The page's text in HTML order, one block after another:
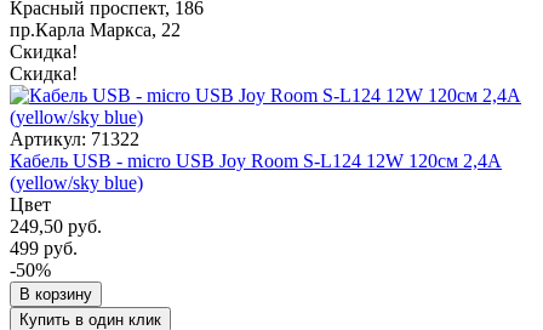
Красный проспект, 186
пр.Карла Маркса, 22
Скидка!
Скидка!
Артикул: 71322
Кабель USB - micro USB Joy Room S-L124 12W 120см 2,4A
(yellow/sky blue)
Цвет
249,50 руб.
499 руб.
-50%
В корзину
Купить в один клик